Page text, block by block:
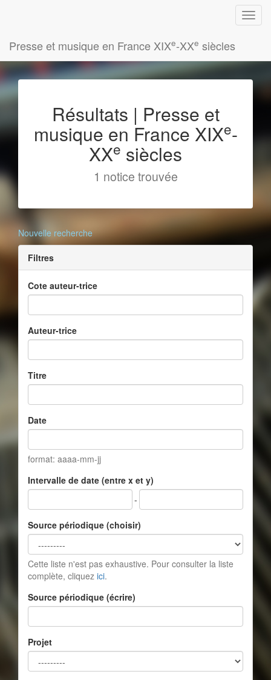
Presse et musique en France XIXe-XXe siècles
Résultats | Presse et
musique en France XIXe-
XXe siècles
1 notice trouvée
Nouvelle recherche
Filtres
Cote auteur-trice
Auteur-trice
Titre
Date
format: aaaa-mm-jj
Intervalle de date (entre x et y)
-
Source périodique (choisir)
Cette liste n'est pas exhaustive. Pour consulter la liste
complète, cliquez ici.
Source périodique (écrire)
Projet